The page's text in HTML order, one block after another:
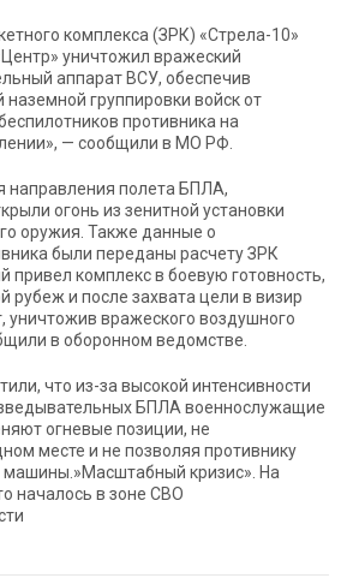
комплекса (ЗРК) «Стрела-10»
уничтожил вражеский
аппарат ВСУ, обеспечив
группировки войск от
противника на
— сообщили в МО РФ.
направления полета БПЛА,
огонь из зенитной установки
оружия. Также данные о
были переданы расчету ЗРК
привел комплекс в боевую готовность,
рубеж и после захвата цели в визир
уничтожив вражеского воздушного
в оборонном ведомстве.
что из-за высокой интенсивности
БПЛА военнослужащие
огневые позиции, не
месте и не позволяя противнику
кризис». На
началось в зоне СВО